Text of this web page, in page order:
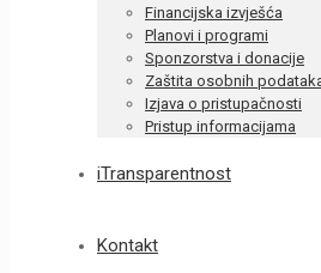
Financijska izvješća
Planovi i programi
Sponzorstva i donacije
Zaštita osobnih
Izjava o pristupačnosti
Pristup informacijama
iTransparentnost
Kontakt